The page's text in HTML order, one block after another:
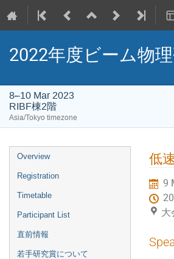
2022年度ビーム物
8–10 Mar 2023
RIBF棟2階
Asia/Tokyo timezone
Event
menu
Overview
Registration
Timetable
Participant List
直前情報
若手研究賞について
低
9
大